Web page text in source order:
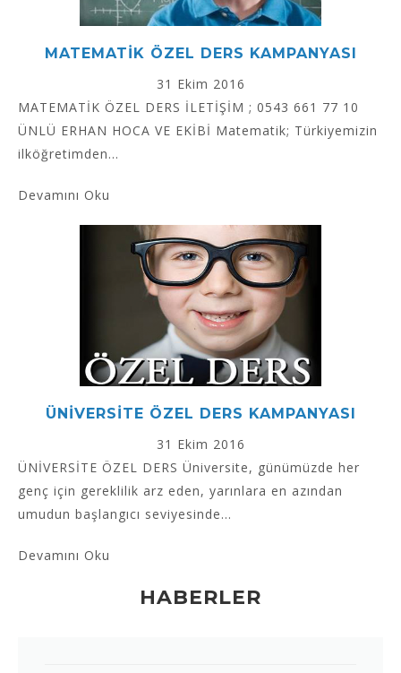
MATEMATİK ÖZEL DERS KAMPANYASI
31 Ekim 2016
MATEMATİK ÖZEL DERS İLETİŞİM ; 0543 661 77 10
ÜNLÜ ERHAN HOCA VE EKİBİ Matematik; Türkiyemizin
ilköğretimden...
Devamını Oku
ÜNİVERSİTE ÖZEL DERS KAMPANYASI
31 Ekim 2016
ÜNİVERSİTE ÖZEL DERS Üniversite, günümüzde her
genç için gereklilik arz eden, yarınlara en azından
umudun başlangıcı seviyesinde...
Devamını Oku
HABERLER